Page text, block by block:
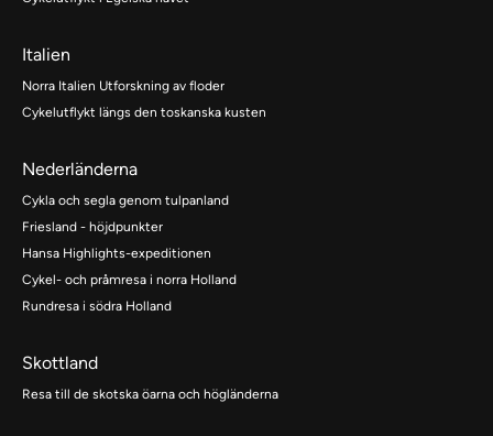
Italien
Norra Italien Utforskning av floder
Cykelutflykt längs den toskanska kusten
Nederländerna
Cykla och segla genom tulpanland
Friesland - höjdpunkter
Hansa Highlights-expeditionen
Cykel- och pråmresa i norra Holland
Rundresa i södra Holland
Skottland
Resa till de skotska öarna och högländerna